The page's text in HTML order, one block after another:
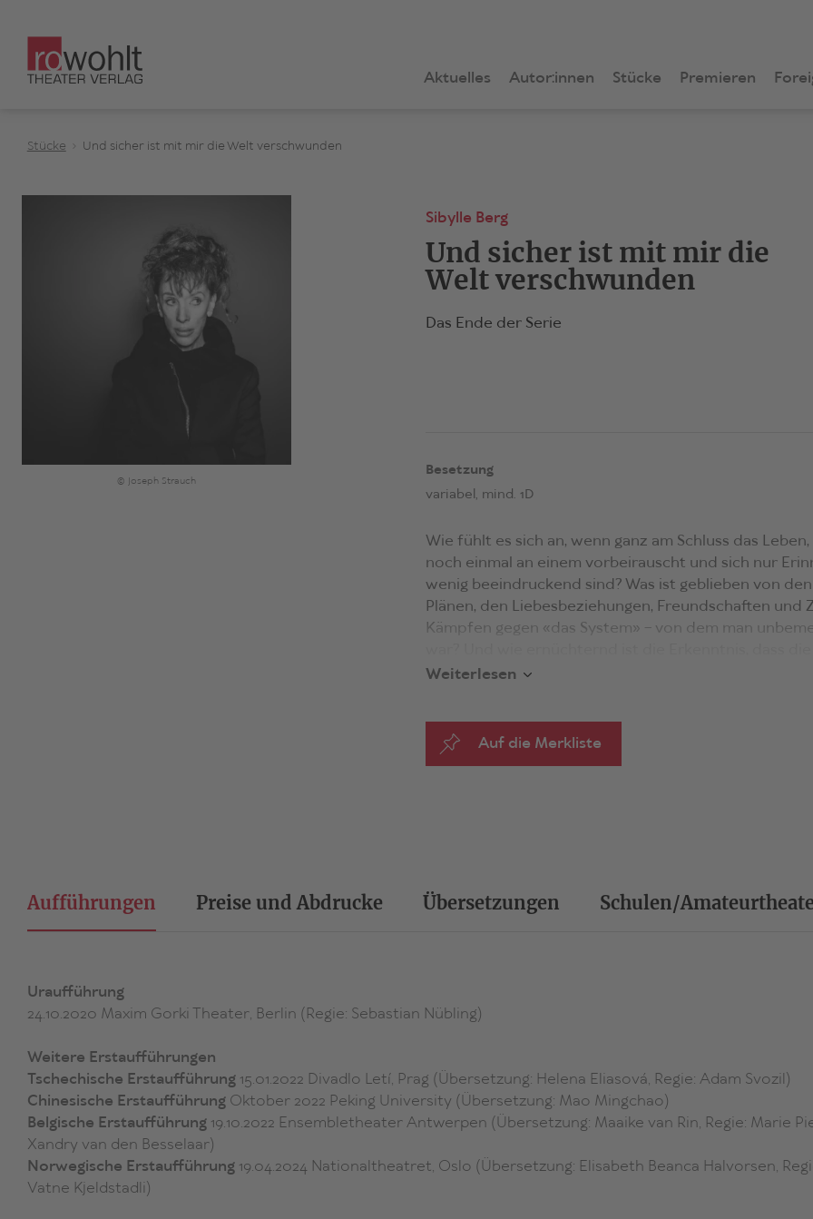
Aktuelles Autor:innen Stücke Premieren
Stücke Und sicher ist mit mir die Welt verschwunden
© Joseph Strauch
Sibylle Berg
Und sicher ist mit mir die
Welt verschwunden
Das Ende der Serie
Besetzung
variabel, mind. 1D
Wie fühlt es sich an, wenn ganz am Schluss das
noch einmal an einem vorbeirauscht und sich nur
wenig beeindruckend sind? Was ist geblieben von
Plänen, den Liebesbeziehungen, Freundschaften und
Kämpfen gegen «das System» – von dem man
grundlegend verändern wollte, sich nach dem eigenen
Ein spektakulärer Abgang, ein finaler Akt des
vom Ende der Stück-Serie, die Sibylle Berg mit
wie Männer haben müssten, ist diese Forderung
findet und zeigt so wortmächtig wie effektvoll, so
«Wie üblich bei Sibylle Berg funkelt der Text voller
jungen Frauen, die 2013 die Bühne des Maxim Gorki
mehrere Preise abräumten.» (Das Kulturblog)
«Vier Frauen teilen sich den Text eines
Ungleichbehandlung, um weibliche Rollenmuster in
Weiterlesen
Auf die Merkliste
Aufführungen Preise und Abdrucke Übersetzungen Schulen/
Uraufführung
24.10.2020 Maxim Gorki Theater, Berlin (Regie: Sebastian Nübling)
Weitere Erstaufführungen
Tschechische Erstaufführung 15.01.2022 Divadlo Letí, Prag (Übersetzung: Helena Eliasová, Regie: Adam Svozil)
Chinesische ErstaufführungOktober 2022 Peking University (Übersetzung: Mao Mingchao)
Belgische Erstaufführung19.10.2022 Ensembletheater Antwerpen (Übersetzung: Maaike van Rin, Regie: Marie
Xandry van den Besselaar)
Norwegische Erstaufführung 19.04.2024 Nationaltheatret, Oslo (Übersetzung: Elisabeth Beanca Halvorsen,
Vatne Kjeldstadli)